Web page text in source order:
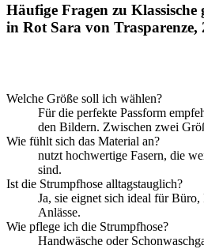
Häufige Fragen zu
in Rot Sara von Trasparenze,
Welche Größe soll ich wählen?
Für die perfekte Passform
den Bildern. Zwischen zwei
Wie fühlt sich das Material an?
nutzt hochwertige Fasern, die
sind.
Ist die Strumpfhose alltagstauglich?
Ja, sie eignet sich ideal für Büro,
Anlässe.
Wie pflege ich die Strumpfhose?
Handwäsche oder